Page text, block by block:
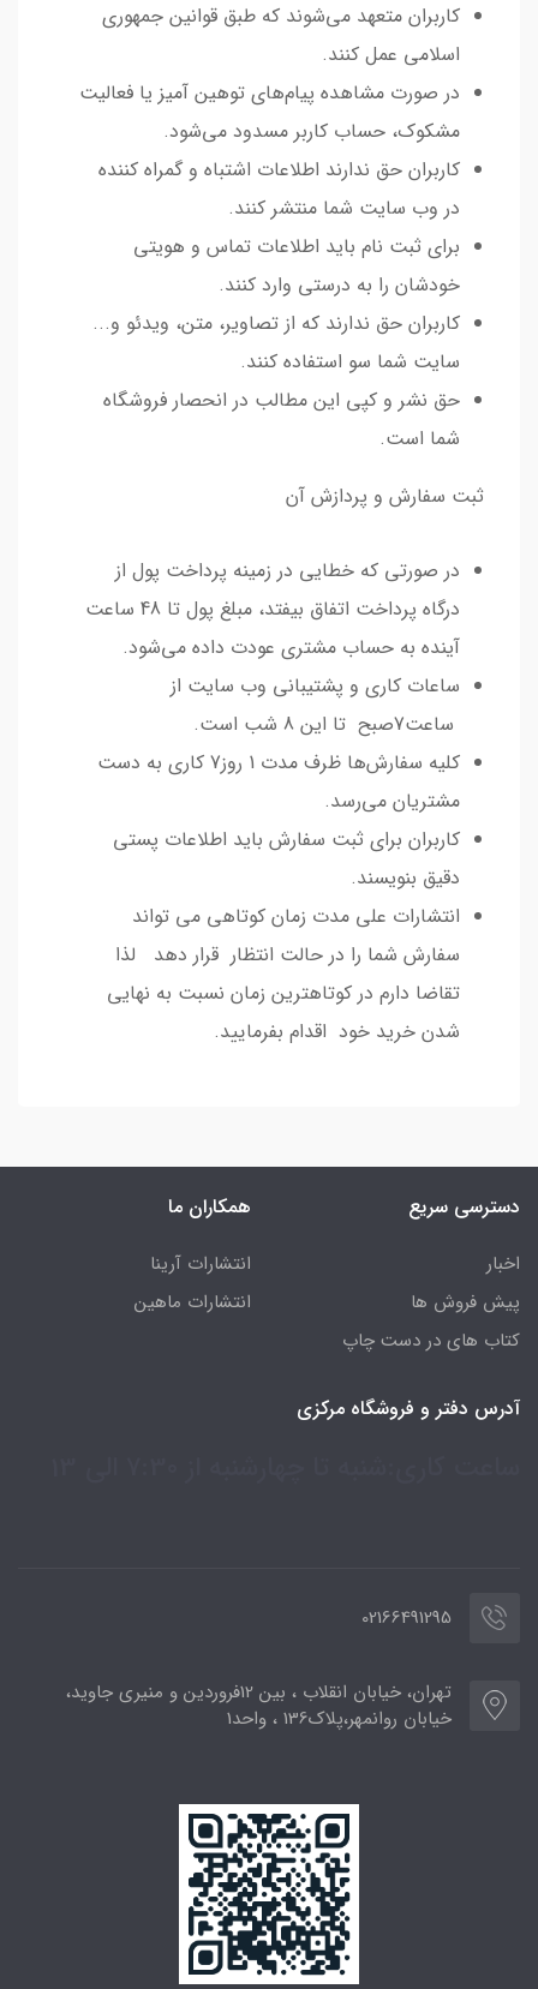
کاربران متعهد می‌شوند که طبق قوانین جمهوری
اسلامی عمل کنند.
در صورت مشاهده پیام‌های توهین آمیز یا فعالیت
مشکوک، حساب کاربر مسدود می‌شود.
کاربران حق ندارند اطلاعات اشتباه و گمراه کننده
در وب سایت شما منتشر کنند.
برای ثبت نام باید اطلاعات تماس و هویتی
خودشان را به درستی وارد کنند.
کاربران حق ندارند که از تصاویر، متن، ویدئو و...
سایت شما سو استفاده کنند.
حق نشر و کپی این مطالب در انحصار فروشگاه
شما است.
ثبت سفارش و پردازش آن
در صورتی که خطایی در زمینه پرداخت پول از
درگاه پرداخت اتفاق بیفتد، ‌مبلغ پول تا 48 ساعت
آینده به حساب مشتری عودت داده می‌شود.
ساعات کاری و پشتیبانی وب سایت از
ساعت7صبح تا این 8 شب است.
کلیه سفارش‌ها ظرف مدت 1 روز7 کاری به دست
مشتریان می‌رسد.
کاربران برای ثبت سفارش باید اطلاعات پستی
دقیق بنویسند.
انتشارات علی مدت زمان کوتاهی می تواند
سفارش شما را در حالت انتظار قرار دهد لذا
تقاضا دارم در کوتاهترین زمان نسبت به نهایی
شدن خرید خود اقدام بفرمایید.
دسترسی سریع
اخبار
پیش فروش ها
کتاب های در دست چاپ
همکاران ما
انتشارات آرینا
انتشارات ماهین
آدرس دفتر و فروشگاه مرکزی
02166491295
تهران، خیابان انقلاب ، بین 12فروردین و منیری جاوید،
خیابان روانمهر،پلاک136 ، واحد1